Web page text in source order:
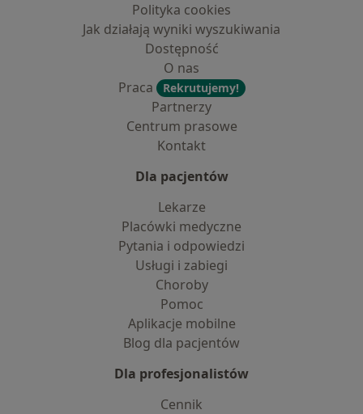
Polityka cookies
Jak działają wyniki wyszukiwania
Dostępność
O nas
Praca
Rekrutujemy!
Partnerzy
Centrum prasowe
Kontakt
Dla pacjentów
Lekarze
Placówki medyczne
Pytania i odpowiedzi
Usługi i zabiegi
Choroby
Pomoc
Aplikacje mobilne
Blog dla pacjentów
Dla profesjonalistów
Cennik